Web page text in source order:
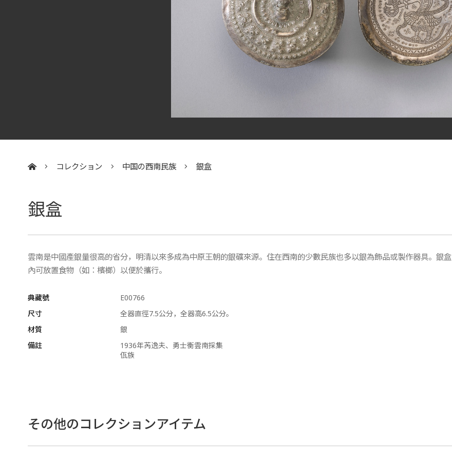
コレクション 中国の西南民族 銀盒
銀盒
雲南是中國產銀量很高的省分，明清以來多成為中原王朝的銀礦來源。住在西南的少數民族也多以銀為飾品或製作器具。銀盒
內可放置食物（如：檳榔）以便於攜行。
典藏號
E00766
尺寸
全器直徑7.5公分，全器高6.5公分。
材質
銀
備註
1936年芮逸夫、勇士衡雲南採集
佤族
その他のコレクションアイテム